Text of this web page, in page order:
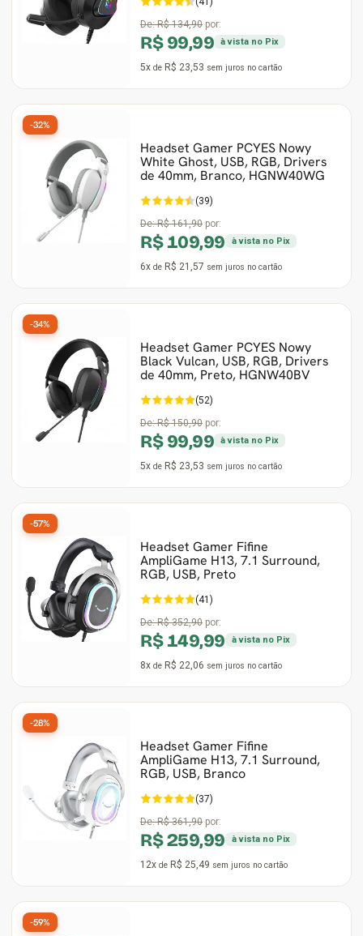
De:R$ 134,90 por:
R$ 99,99 à vista no Pix
5x de R$ 23,53 sem juros no cartão
Headset Gamer PCYES Nowy
White Ghost, USB, RGB, Drivers
de 40mm, Branco, HGNW40WG
(39)
De:R$ 161,90 por:
R$ 109,99 à vista no Pix
6x de R$ 21,57 sem juros no cartão
-32%
Headset Gamer PCYES Nowy
Black Vulcan, USB, RGB, Drivers
de 40mm, Preto, HGNW40BV
(52)
De:R$ 150,90 por:
R$ 99,99 à vista no Pix
5x de R$ 23,53 sem juros no cartão
-34%
Headset Gamer Fifine
AmpliGame H13, 7.1 Surround,
RGB, USB, Preto
(41)
De:R$ 352,90 por:
R$ 149,99 à vista no Pix
8x de R$ 22,06 sem juros no cartão
-57%
Headset Gamer Fifine
AmpliGame H13, 7.1 Surround,
RGB, USB, Branco
(37)
De:R$ 361,90 por:
R$ 259,99 à vista no Pix
12x de R$ 25,49 sem juros no cartão
-28%
-59%